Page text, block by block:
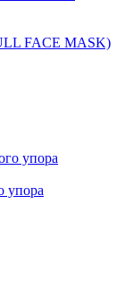
FACE MASK)
упора